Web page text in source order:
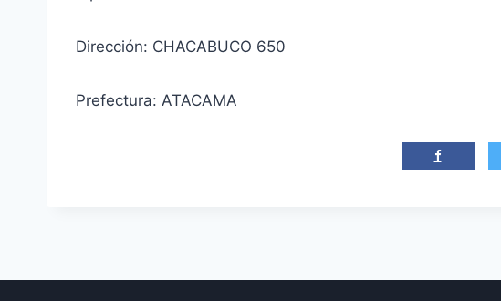
Dirección: CHACABUCO 650
Prefectura: ATACAMA